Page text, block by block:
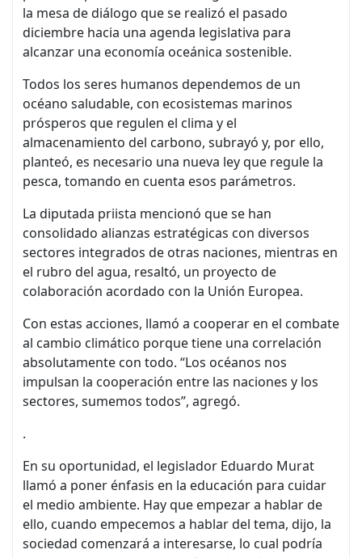
la mesa de diálogo que se realizó el pasado
diciembre hacia una agenda legislativa para
alcanzar una economía oceánica sostenible.
Todos los seres humanos dependemos de un
océano saludable, con ecosistemas marinos
prósperos que regulen el clima y el
almacenamiento del carbono, subrayó y, por ello,
planteó, es necesario una nueva ley que regule la
pesca, tomando en cuenta esos parámetros.
La diputada priista mencionó que se han
consolidado alianzas estratégicas con diversos
sectores integrados de otras naciones, mientras en
el rubro del agua, resaltó, un proyecto de
colaboración acordado con la Unión Europea.
Con estas acciones, llamó a cooperar en el combate
al cambio climático porque tiene una correlación
absolutamente con todo. “Los océanos nos
impulsan la cooperación entre las naciones y los
sectores, sumemos todos”, agregó.
.
En su oportunidad, el legislador Eduardo Murat
llamó a poner énfasis en la educación para cuidar
el medio ambiente. Hay que empezar a hablar de
ello, cuando empecemos a hablar del tema, dijo, la
sociedad comenzará a interesarse, lo cual podría